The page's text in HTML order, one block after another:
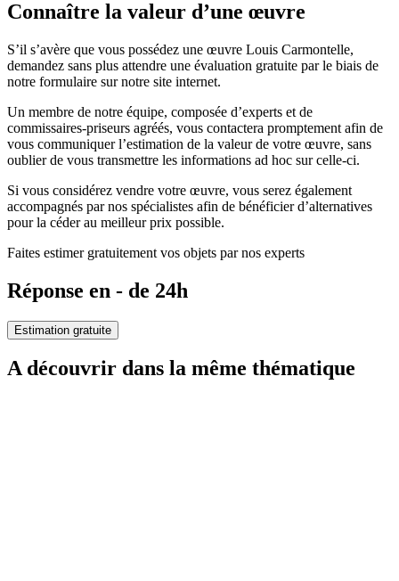
Connaître la valeur d’une œuvre
S’il s’avère que vous possédez une œuvre Louis Carmontelle,
demandez sans plus attendre une évaluation gratuite par le biais de
notre formulaire sur notre site internet.
Un membre de notre équipe, composée d’experts et de
commissaires-priseurs agréés, vous contactera promptement afin de
vous communiquer l’estimation de la valeur de votre œuvre, sans
oublier de vous transmettre les informations ad hoc sur celle-ci.
Si vous considérez vendre votre œuvre, vous serez également
accompagnés par nos spécialistes afin de bénéficier d’alternatives
pour la céder au meilleur prix possible.
Faites estimer gratuitement vos objets par nos experts
Réponse en - de 24h
Estimation gratuite
A découvrir dans la même thématique